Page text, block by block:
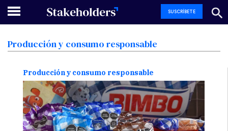
SUSCRÍBETE
Produccióny consumo responsable
Producción y consumo responsable